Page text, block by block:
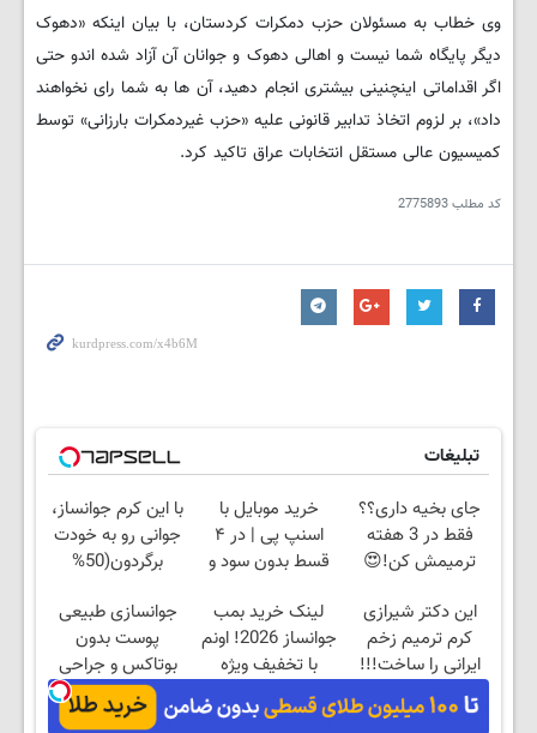
وی خطاب به مسئولان حزب دمکرات کردستان، با بیان اینکه «دهوک
دیگر پایگاه شما نیست و اهالی دهوک و جوانان آن آزاد شده اندو حتی
اگر اقداماتی اینچنینی بیشتری انجام دهید، آن ها به شما رای نخواهند
داد»، بر لزوم اتخاذ تدابیر قانونی علیه «حزب غیردمکرات بارزانی» توسط
کمیسیون عالی مستقل انتخابات عراق تاکید کرد.
کد مطلب2775893
تبلیغات
جای بخیه داری؟؟
فقط در 3 هفته
ترمیمش کن!😍
خرید موبایل با
اسنپ پی | در ۴
قسط بدون سود و
با این کرم جوانساز،
جوانی رو به خودت
برگردون(50%
این دکتر شیرازی
کرم ترمیم زخم
ایرانی را ساخت!!!
لینک خرید بمب
جوانساز 2026! اونم
با تخفیف ویژه
جوانسازی طبیعی
پوست بدون
بوتاکس و جراحی
😳! خرید با تخفیف
ویژه